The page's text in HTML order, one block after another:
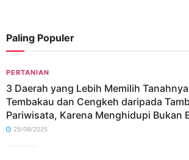
Paling Populer
PERTANIAN
3 Daerah yang Lebih Memilih
Tembakau dan Cengkeh daripada
Pariwisata, Karena Menghidupi Bukan
25/09/2025